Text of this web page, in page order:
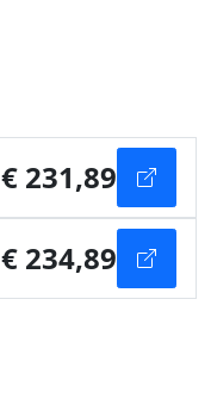
€ 231,89
€ 234,89